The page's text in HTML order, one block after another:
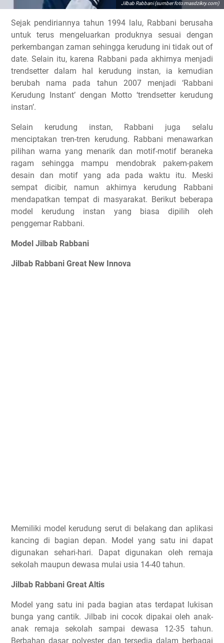
Jilbab Rabbani (sumber foto:masdzikry.com)
Sejak pendiriannya tahun 1994 lalu, Rabbani berusaha
untuk terus mengeluarkan produknya sesuai dengan
perkembangan zaman sehingga kerudung ini tidak out of
date. Selain itu, karena Rabbani pada akhirnya menjadi
trendsetter dalam hal kerudung instan, ia kemudian
berubah nama pada tahun 2007 menjadi ‘Rabbani
Kerudung Instant’ dengan Motto ‘trendsetter kerudung
instan’.
Selain kerudung instan, Rabbani juga selalu
menciptakan tren-tren kerudung. Rabbani menawarkan
pilihan warna yang menarik dan motif-motif beraneka
ragam sehingga mampu mendobrak pakem-pakem
desain dan motif yang ada pada waktu itu. Meski
sempat dicibir, namun akhirnya kerudung Rabbani
mendapatkan tempat di masyarakat. Berikut beberapa
model kerudung instan yang biasa dipilih oleh
penggemar Rabbani.
Model Jilbab Rabbani
Jilbab Rabbani Great New Innova
Memiliki model kerudung serut di belakang dan aplikasi
kancing di bagian depan. Model yang satu ini dapat
digunakan sehari-hari. Dapat digunakan oleh remaja
sekolah maupun dewasa mulai usia 14-40 tahun.
Jilbab Rabbani Great Altis
Model yang satu ini pada bagian atas terdapat lukisan
bunga yang cantik. Jilbab ini cocok dipakai oleh anak-
anak remaja sekolah sampai dewasa 12-35 tahun.
Berbahan dasar polyester dan tersedia dalam berbagai